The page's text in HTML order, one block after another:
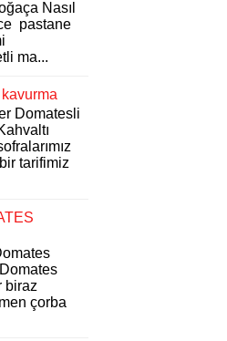
Nasıl
pastane
ma...
Domatesli
tarifimiz
biraz
çorba